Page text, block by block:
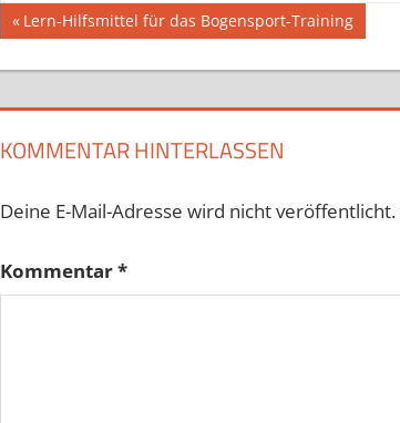
Beitragsnavigation
Vorheriger
Beitrag:
Lern-Hilfsmittel für das Bogensport-Training
KOMMENTAR HINTERLASSEN
Deine E-Mail-Adresse wird nicht veröffentlicht.
Kommentar*